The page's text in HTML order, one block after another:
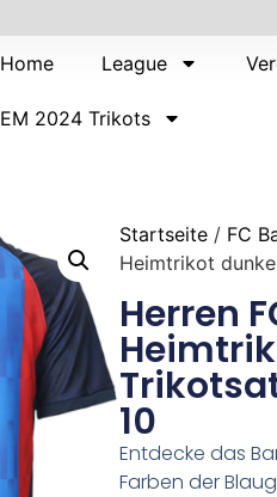
Home League
EM 2024 Trikots
Startseite / FC
Heimtrikot
Herren
10
Entdecke das
Farben der